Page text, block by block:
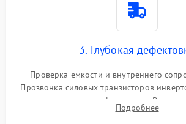
3. Глубокая
Проверка емкости и внутреннего
Прозвонка силовых транзисторов
переключения и трансформатора.
конденсаторов и прогаров на
Подробнее